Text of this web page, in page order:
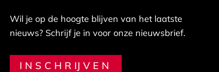
Wil je op de hoogte blijven van het laatste
nieuws? Schrijf je in voor onze nieuwsbrief.
INSCHRIJVEN